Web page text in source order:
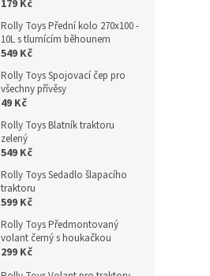
179 Kč
Rolly Toys Přední kolo 270x100 -
10L s tlumícím běhounem
549 Kč
Rolly Toys Spojovací čep pro
všechny přívěsy
49 Kč
Rolly Toys Blatník traktoru
zelený
549 Kč
Rolly Toys Sedadlo šlapacího
traktoru
599 Kč
Rolly Toys Předmontovaný
volant černý s houkačkou
299 Kč